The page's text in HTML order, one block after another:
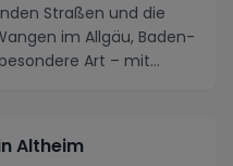
Straßen und die
im Allgäu, Baden-
Art – mit
Altheim